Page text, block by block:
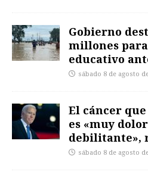
Gobierno
millones
educativo
sábado 8 de agosto
El cáncer que
es «muy
debilitante»,
sábado 8 de agosto